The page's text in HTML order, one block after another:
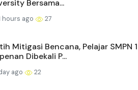
Bersama...
hours ago 27
Mitigasi Bencana, Pelajar SMPN 1
Dibekali P...
ago 22